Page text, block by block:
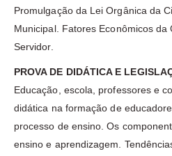
Promulgação da Lei Orgânica da
Municipal. Fatores Econômicos da
Servidor.
PROVA DE DIDÁTICA E
Educação, escola, professores e
didática na formação de
processo de ensino. Os
ensino e aprendizagem.